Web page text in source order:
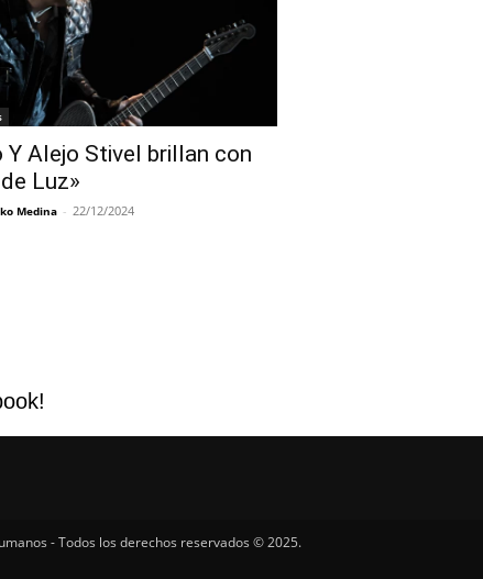
Y Alejo Stivel brillan con
Luz»
Medina - 22/12/2024
- Todos los derechos reservados © 2025.